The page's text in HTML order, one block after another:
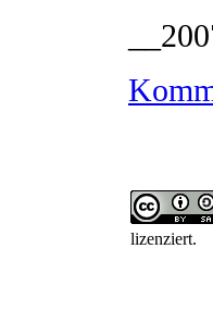
lizenziert.